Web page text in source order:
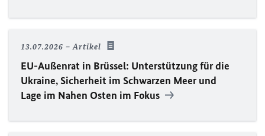
13.07.2026 Artikel
EU-Außenrat in Brüssel: Unterstützung für die
Ukraine, Sicherheit im Schwarzen Meer und
Lage im Nahen Osten im Fokus